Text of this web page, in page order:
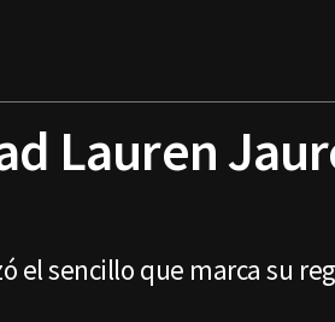
Lauren
el sencillo que marca su